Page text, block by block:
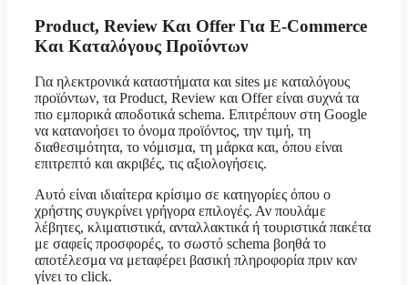
Product, Review Και Offer Για E-Commerce
Και Καταλόγους Προϊόντων
Για ηλεκτρονικά καταστήματα και sites με καταλόγους
προϊόντων, τα Product, Review και Offer είναι συχνά τα
πιο εμπορικά αποδοτικά schema. Επιτρέπουν στη Google
να κατανοήσει το όνομα προϊόντος, την τιμή, τη
διαθεσιμότητα, το νόμισμα, τη μάρκα και, όπου είναι
επιτρεπτό και ακριβές, τις αξιολογήσεις.
Αυτό είναι ιδιαίτερα κρίσιμο σε κατηγορίες όπου ο
χρήστης συγκρίνει γρήγορα επιλογές. Αν πουλάμε
λέβητες, κλιματιστικά, ανταλλακτικά ή τουριστικά πακέτα
με σαφείς προσφορές, το σωστό schema βοηθά το
αποτέλεσμα να μεταφέρει βασική πληροφορία πριν καν
γίνει το click.